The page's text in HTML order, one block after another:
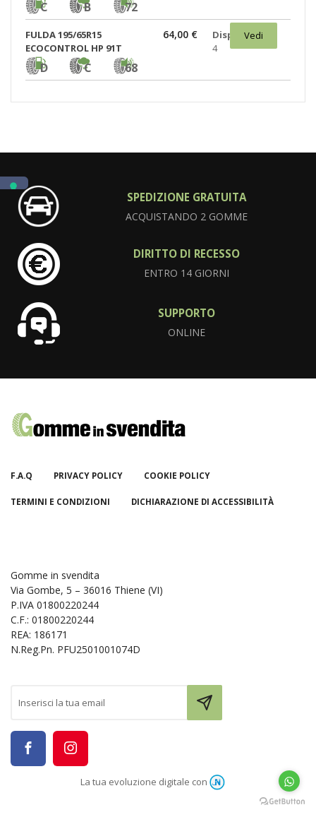
C B 72
FULDA 195/65R15
ECOCONTROL HP 91T
D C 68
64,00 €
Disponibili:
4
Vedi
SPEDIZIONE GRATUITA
ACQUISTANDO 2 GOMME
DIRITTO DI RECESSO
ENTRO 14 GIORNI
SUPPORTO
ONLINE
F.A.Q PRIVACY POLICY COOKIE POLICY
TERMINI E CONDIZIONI DICHIARAZIONE DI ACCESSIBILITÀ
Gomme in svendita
Via Gombe, 5 – 36016 Thiene (VI)
P.IVA 01800220244
C.F.: 01800220244
REA: 186171
N.Reg.Pn. PFU2501001074D
La tua evoluzione digitale con